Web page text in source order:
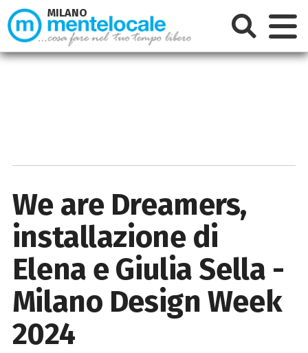
We are Dreamers,
installazione di
Elena e Giulia Sella -
Milano Design Week
2024
MILANO